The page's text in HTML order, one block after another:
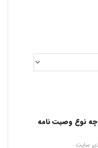
نوع وصیت نامه
سایت